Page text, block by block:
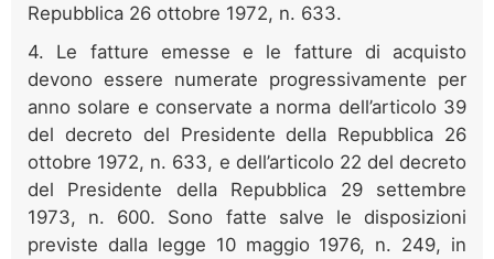
Repubblica 26 ottobre 1972, n. 633.
4. Le fatture emesse e le fatture di acquisto
devono essere numerate progressivamente per
anno solare e conservate a norma dell’articolo 39
del decreto del Presidente della Repubblica 26
ottobre 1972, n. 633, e dell’articolo 22 del decreto
del Presidente della Repubblica 29 settembre
1973, n. 600. Sono fatte salve le disposizioni
previste dalla legge 10 maggio 1976, n. 249, in